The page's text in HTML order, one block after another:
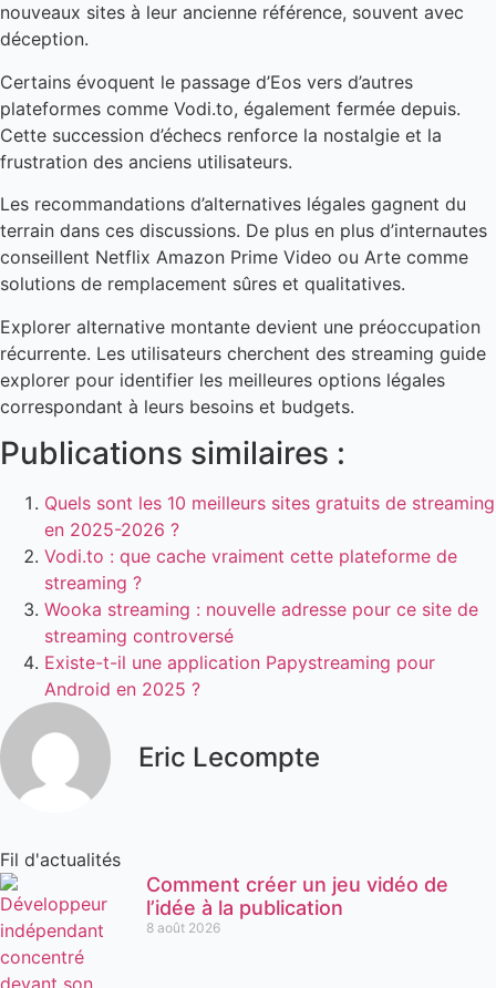
nouveaux sites à leur ancienne référence, souvent avec
déception.
Certains évoquent le passage d’Eos vers d’autres
plateformes comme Vodi.to, également fermée depuis.
Cette succession d’échecs renforce la nostalgie et la
frustration des anciens utilisateurs.
Les recommandations d’alternatives légales gagnent du
terrain dans ces discussions. De plus en plus d’internautes
conseillent Netflix Amazon Prime Video ou Arte comme
solutions de remplacement sûres et qualitatives.
Explorer alternative montante devient une préoccupation
récurrente. Les utilisateurs cherchent des streaming guide
explorer pour identifier les meilleures options légales
correspondant à leurs besoins et budgets.
Publications similaires :
Quels sont les 10 meilleurs sites gratuits de streaming
en 2025-2026 ?
Vodi.to : que cache vraiment cette plateforme de
streaming ?
Wooka streaming : nouvelle adresse pour ce site de
streaming controversé
Existe-t-il une application Papystreaming pour
Android en 2025 ?
Eric Lecompte
Fil d'actualités
Comment créer un jeu vidéo de
l’idée à la publication
8 août 2026